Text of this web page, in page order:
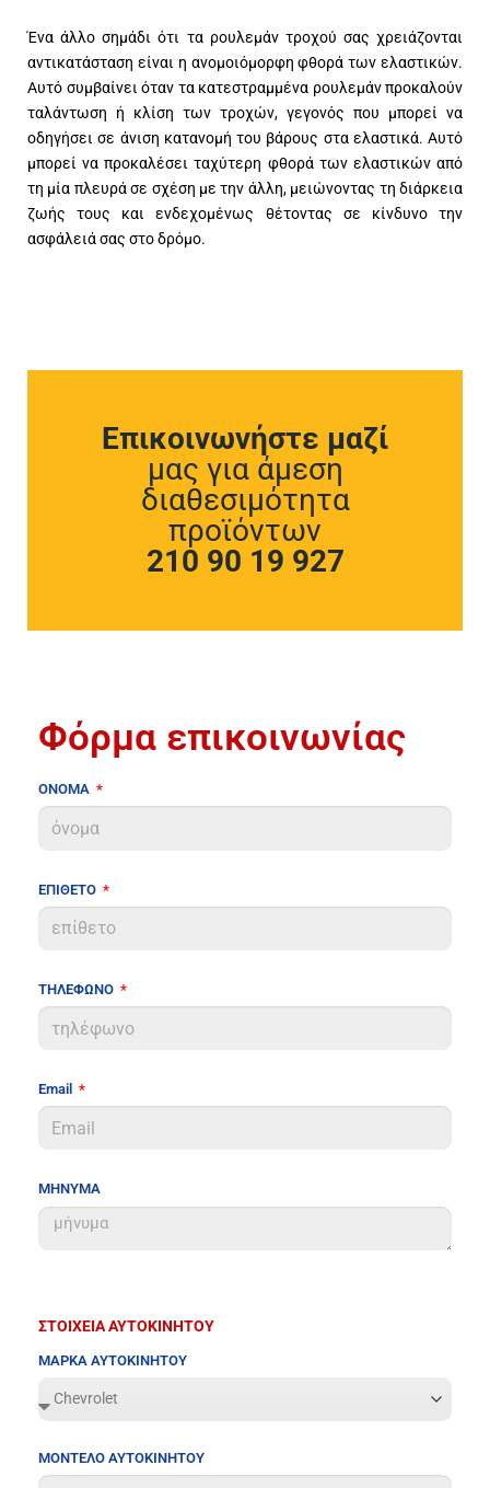
Ένα άλλο σημάδι ότι τα ρουλεμάν τροχού σας χρειάζονται
αντικατάσταση είναι η ανομοιόμορφη φθορά των ελαστικών.
Αυτό συμβαίνει όταν τα κατεστραμμένα ρουλεμάν προκαλούν
ταλάντωση ή κλίση των τροχών, γεγονός που μπορεί να
οδηγήσει σε άνιση κατανομή του βάρους στα ελαστικά. Αυτό
μπορεί να προκαλέσει ταχύτερη φθορά των ελαστικών από
τη μία πλευρά σε σχέση με την άλλη, μειώνοντας τη διάρκεια
ζωής τους και ενδεχομένως θέτοντας σε κίνδυνο την
ασφάλειά σας στο δρόμο.
Επικοινωνήστε μαζί
μας για άμεση
διαθεσιμότητα
προϊόντων
210 90 19 927
Φόρμα επικοινωνίας
ΟΝΟΜΑ
ΕΠΙΘΕΤΟ
ΤΗΛΕΦΩΝΟ
Email
ΜΗΝΥΜΑ
ΣΤΟΙΧΕΙΑ ΑΥΤΟΚΙΝΗΤΟΥ
ΜΑΡΚΑ ΑΥΤΟΚΙΝΗΤΟΥ
ΜΟΝΤΕΛΟ ΑΥΤΟΚΙΝΗΤΟΥ